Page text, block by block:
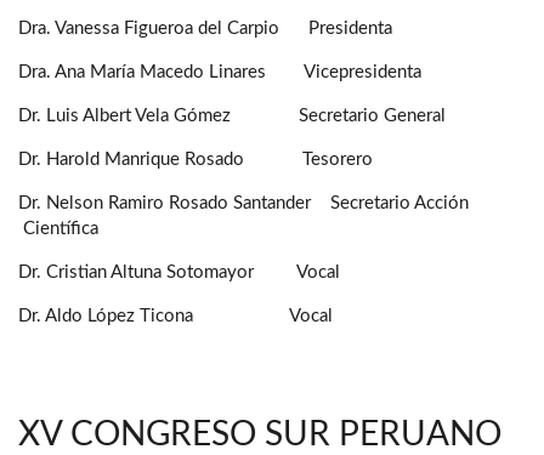
Dra. Vanessa Figueroa del Carpio Presidenta
Dra. Ana María Macedo Linares Vicepresidenta
Dr. Luis Albert Vela Gómez Secretario General
Dr. Harold Manrique Rosado Tesorero
Dr. Nelson Ramiro Rosado Santander Secretario Acción
Científica
Dr. Cristian Altuna Sotomayor Vocal
Dr. Aldo López Ticona Vocal
XV CONGRESO SUR PERUANO